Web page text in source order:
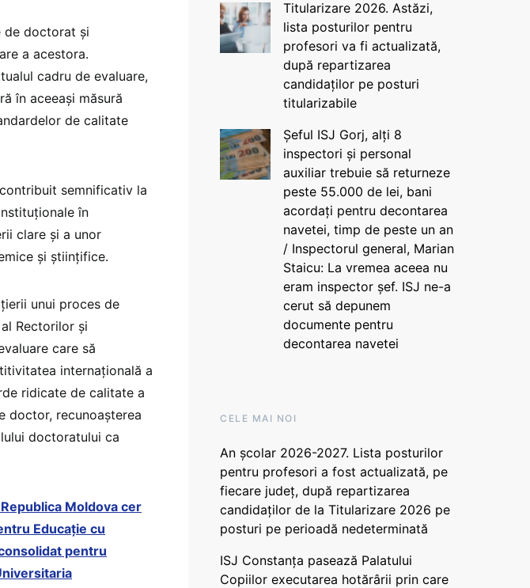
de doctorat și
a acestora.
cadru de evaluare,
în aceeași măsură
de calitate
semnificativ la
în
clare și a unor
și științifice.
unui proces de
Rectorilor și
care să
internațională a
ridicate de calitate a
doctor, recunoașterea
doctoratului ca
Moldova cer
Educație cu
pentru
Titularizare 2026. Astăzi,
lista posturilor pentru
profesori va fi actualizată,
după repartizarea
candidaților pe posturi
titularizabile
Șeful ISJ Gorj, alți 8
inspectori și personal
auxiliar trebuie să returneze
peste 55.000 de lei, bani
acordați pentru decontarea
navetei, timp de peste un an
/ Inspectorul general, Marian
Staicu: La vremea aceea nu
eram inspector șef. ISJ ne-a
cerut să depunem
documente pentru
decontarea navetei
CELE MAI NOI
An școlar 2026-2027. Lista posturilor
pentru profesori a fost actualizată, pe
fiecare județ, după repartizarea
candidaților de la Titularizare 2026 pe
posturi pe perioadă nedeterminată
ISJ Constanța pasează Palatului
Copiilor executarea hotărârii prin care